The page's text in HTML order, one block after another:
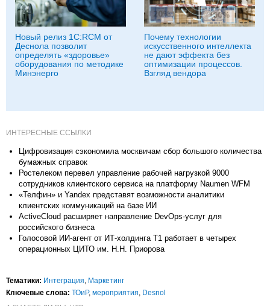
Новый релиз 1С:RCM от
Деснола позволит
определять «здоровье»
оборудования по методике
Минэнерго
Почему технологии
искусственного интеллекта
не дают эффекта без
оптимизации процессов.
Взгляд вендора
ИНТЕРЕСНЫЕ ССЫЛКИ
Цифровизация сэкономила москвичам сбор большого количества
бумажных справок
Ростелеком перевел управление рабочей нагрузкой 9000
сотрудников клиентского сервиса на платформу Naumen WFM
«Телфин» и Yandex представят возможности аналитики
клиентских коммуникаций на базе ИИ
ActiveCloud расширяет направление DevOps-услуг для
российского бизнеса
Голосовой ИИ-агент от ИТ-холдинга Т1 работает в четырех
операционных ЦИТО им. Н.Н. Приорова
Тематики: Интеграция, Маркетинг
Ключевые слова: ТОиР, мероприятия, Desnol